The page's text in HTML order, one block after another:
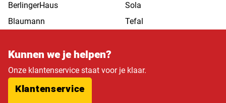
BerlingerHaus
Blaumann
Sola
Tefal
Kunnen we je helpen?
Onze klantenservice staat voor je klaar.
Klantenservice